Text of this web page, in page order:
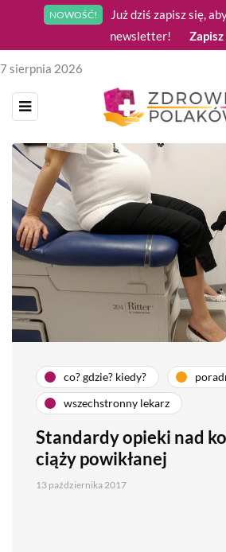
NOWOŚĆ!
Już dziś zapisz się,
newsletter!
Zapisz
7 sierpnia 2026
co? gdzie? kiedy?
wszechstronny lekarz
Standardy opieki nad
ciąży powikłanej
13 października 2017